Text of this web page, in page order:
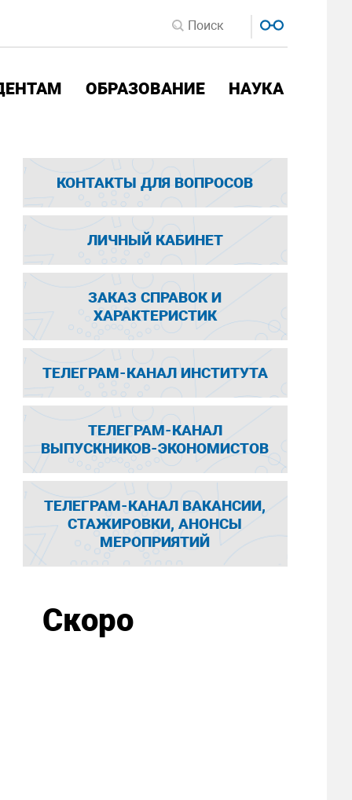
ОБРАЗОВАНИЕ НАУКА
КОНТАКТЫ ДЛЯ ВОПРОСОВ
ЛИЧНЫЙ КАБИНЕТ
ЗАКАЗ СПРАВОК И
ХАРАКТЕРИСТИК
ТЕЛЕГРАМ-КАНАЛ ИНСТИТУТА
ТЕЛЕГРАМ-КАНАЛ
ВЫПУСКНИКОВ-ЭКОНОМИСТОВ
ТЕЛЕГРАМ-КАНАЛ ВАКАНСИИ,
СТАЖИРОВКИ, АНОНСЫ
МЕРОПРИЯТИЙ
Скоро